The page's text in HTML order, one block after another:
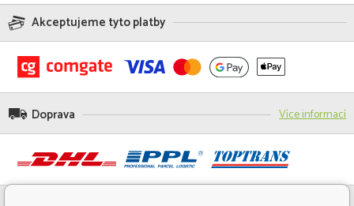
Akceptujeme tyto platby
Doprava Více informací